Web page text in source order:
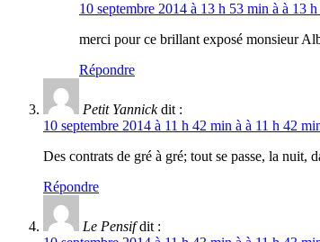
10 septembre 2014 à 13 h 53 min à à 13
merci pour ce brillant exposé monsieur
Répondre
Petit Yannick dit :
10 septembre 2014 à 11 h 42 min à à 11 h 42
Des contrats de gré à gré; tout se passe, la nuit,
Répondre
Le Pensif dit :